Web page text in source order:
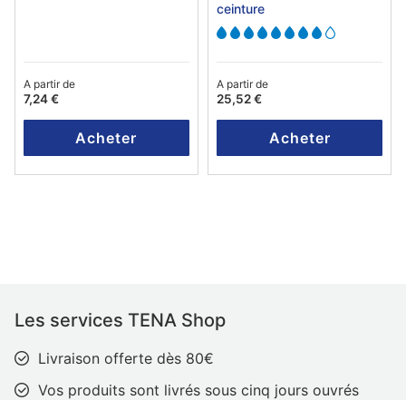
A partir de
7,24 €
Acheter
ceinture
A partir de
25,52 €
Acheter
Les services TENA Shop
Livraison offerte dès 80€
Vos produits sont livrés sous cinq jours ouvrés